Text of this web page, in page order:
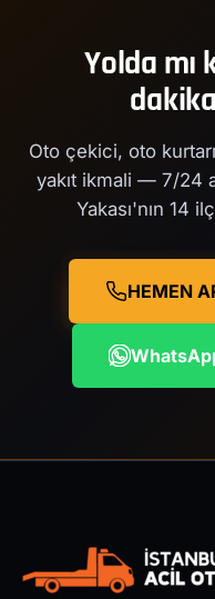
Yolda mı
Oto çekici, oto
yakıt ikmali — 7/24
Yakası'nın 14
HEMEN